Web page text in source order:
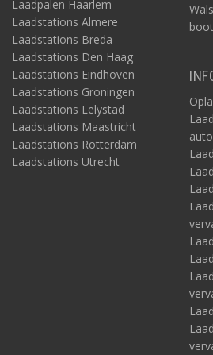
Laadpalen Haarlem
Laadstations Almere
Laadstations Breda
Laadstations Den Haag
Laadstations Eindhoven
Laadstations Groningen
Laadstations Lelystad
Laadstations Maastricht
Laadstations Rotterdam
Laadstations Utrecht